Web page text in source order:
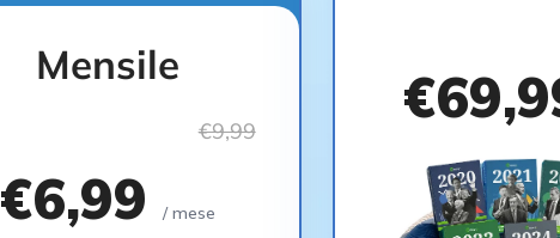
Mensile
€9,99
€6,99/ mese